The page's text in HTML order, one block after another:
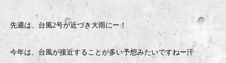
先週は、台風2号が近づき大雨にー！
今年は、台風が接近することが多い予想みたいですねー汗